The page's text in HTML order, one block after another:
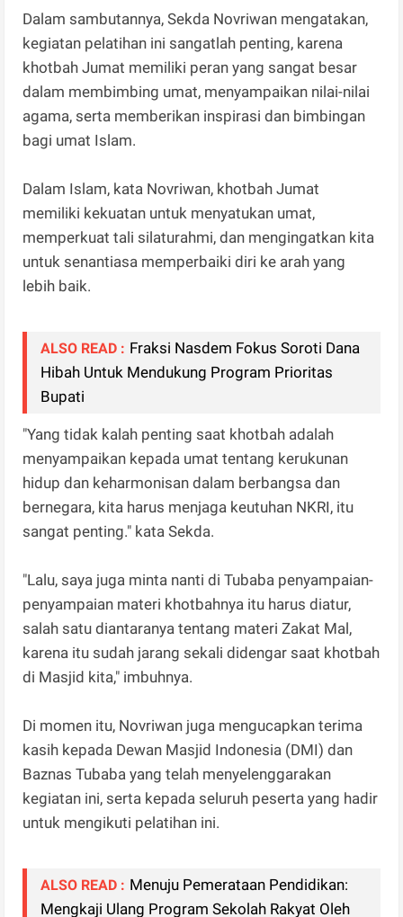
Dalam sambutannya, Sekda Novriwan mengatakan,
kegiatan pelatihan ini sangatlah penting, karena
khotbah Jumat memiliki peran yang sangat besar
dalam membimbing umat, menyampaikan nilai-nilai
agama, serta memberikan inspirasi dan bimbingan
bagi umat Islam.
Dalam Islam, kata Novriwan, khotbah Jumat
memiliki kekuatan untuk menyatukan umat,
memperkuat tali silaturahmi, dan mengingatkan kita
untuk senantiasa memperbaiki diri ke arah yang
lebih baik.
ALSO READ : Fraksi Nasdem Fokus Soroti Dana
Hibah Untuk Mendukung Program Prioritas
Bupati
"Yang tidak kalah penting saat khotbah adalah
menyampaikan kepada umat tentang kerukunan
hidup dan keharmonisan dalam berbangsa dan
bernegara, kita harus menjaga keutuhan NKRI, itu
sangat penting." kata Sekda.
"Lalu, saya juga minta nanti di Tubaba penyampaian-
penyampaian materi khotbahnya itu harus diatur,
salah satu diantaranya tentang materi Zakat Mal,
karena itu sudah jarang sekali didengar saat khotbah
di Masjid kita," imbuhnya.
Di momen itu, Novriwan juga mengucapkan terima
kasih kepada Dewan Masjid Indonesia (DMI) dan
Baznas Tubaba yang telah menyelenggarakan
kegiatan ini, serta kepada seluruh peserta yang hadir
untuk mengikuti pelatihan ini.
ALSO READ : Menuju Pemerataan Pendidikan:
Mengkaji Ulang Program Sekolah Rakyat Oleh